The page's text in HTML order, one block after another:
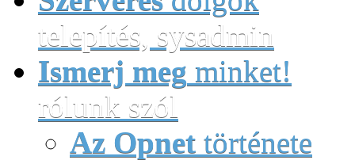
telepítés, sysadmin
Ismerj meg minket!
rólunk szól
Az Opnet története